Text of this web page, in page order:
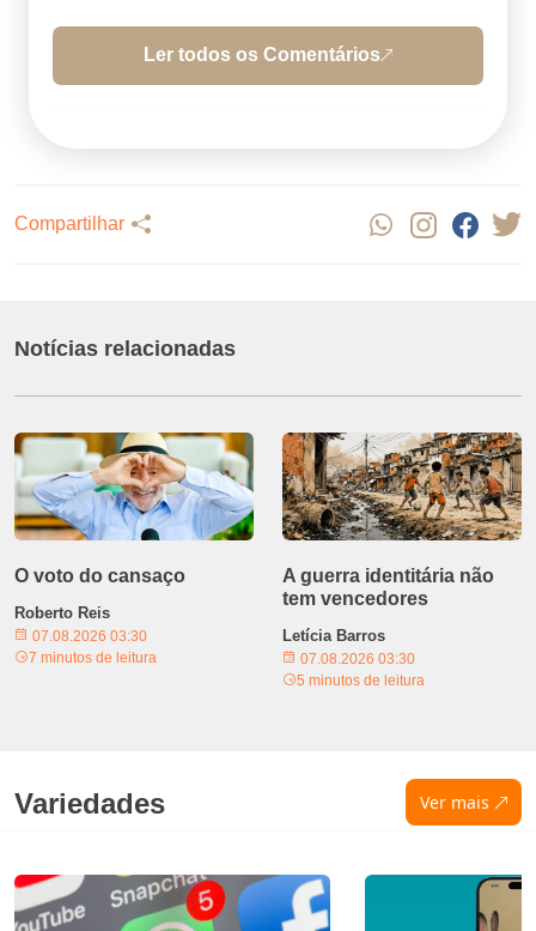
Ler todos os Comentários
Compartilhar
Notícias relacionadas
O voto do cansaço
Roberto Reis
07.08.2026 03:30
7 minutos de leitura
A guerra identitária não
tem vencedores
Letícia Barros
07.08.2026 03:30
5 minutos de leitura
Variedades Ver mais